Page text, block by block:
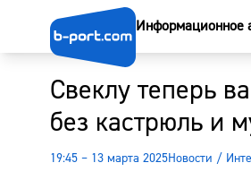
Информационное
Свеклу теперь
без кастрюль и
19:45 – 13 марта 2025Новости /